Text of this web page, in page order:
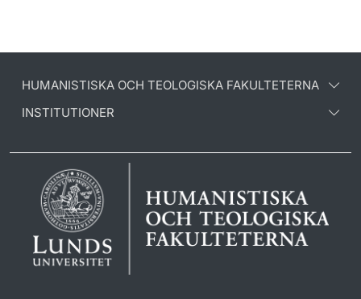
HUMANISTISKA OCH TEOLOGISKA FAKULTETERNA
INSTITUTIONER